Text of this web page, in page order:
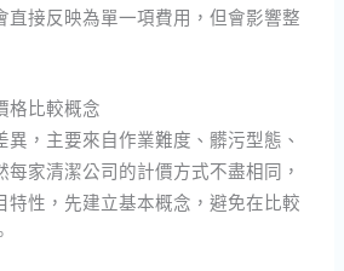
直接反映為單一項費用，但會影響整
格比較概念
，主要來自作業難度、髒污型態、
家清潔公司的計價方式不盡相同，
特性，先建立基本概念，避免在比較